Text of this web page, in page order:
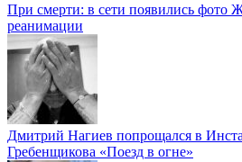
При смерти: в сети появились фото
реанимации
Дмитрий Нагиев попрощался в
Гребенщикова «Поезд в огне»